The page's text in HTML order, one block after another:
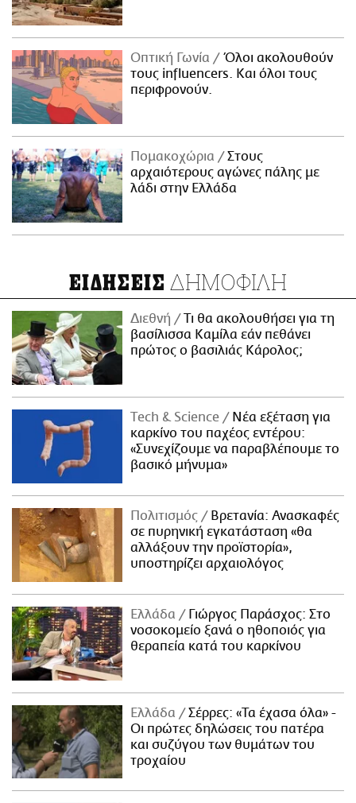
Οπτική Γωνία
Όλοι ακολουθούν
τους influencers. Και όλοι τους
περιφρονούν.
Πομακοχώρια
Στους
αρχαιότερους αγώνες πάλης με
λάδι στην Ελλάδα
ΕΙΔΗΣΕΙΣ ΔΗΜΟΦΙΛΗ
Διεθνή
Τι θα ακολουθήσει για τη
βασίλισσα Καμίλα εάν πεθάνει
πρώτος ο βασιλιάς Κάρολος;
Τech & Science
Νέα εξέταση για
καρκίνο του παχέος εντέρου:
«Συνεχίζουμε να παραβλέπουμε το
βασικό μήνυμα»
Πολιτισμός
Βρετανία: Ανασκαφές
σε πυρηνική εγκατάσταση «θα
αλλάξουν την προϊστορία»,
υποστηρίζει αρχαιολόγος
Ελλάδα
Γιώργος Παράσχος: Στο
νοσοκομείο ξανά ο ηθοποιός για
θεραπεία κατά του καρκίνου
Ελλάδα
Σέρρες: «Τα έχασα όλα» -
Οι πρώτες δηλώσεις του πατέρα
και συζύγου των θυμάτων του
τροχαίου